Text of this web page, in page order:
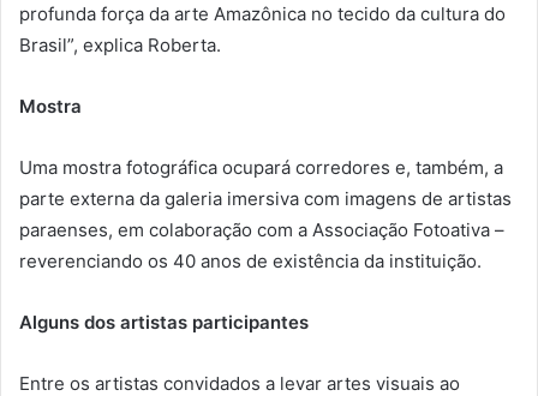
profunda força da arte Amazônica no tecido da cultura do
Brasil”, explica Roberta.
Mostra
Uma mostra fotográfica ocupará corredores e, também, a
parte externa da galeria imersiva com imagens de artistas
paraenses, em colaboração com a Associação Fotoativa –
reverenciando os 40 anos de existência da instituição.
Alguns dos artistas participantes
Entre os artistas convidados a levar artes visuais ao